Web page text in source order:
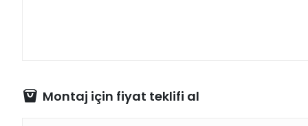
Montaj için fiyat teklifi al